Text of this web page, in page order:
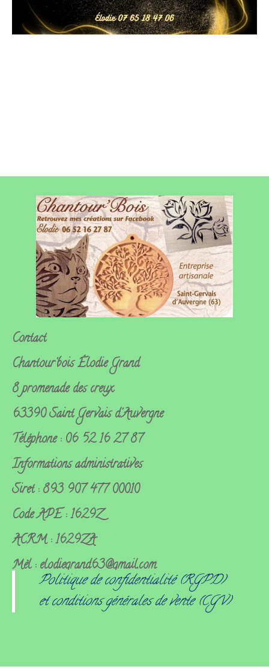
Contact
Chantour'boisÉlodie Grand
8 promenade des creux
63390 Saint Gervais d'Auvergne
Téléphone : 06 52 16 27 87
Informations administratives
Siret : 893 907 477 00010
Code APE : 1629Z
ACRM : 1629ZA
Mèl : elodiegrand63@gmail.com
Politique de confidentialité (RGPD)
et conditions générales de vente (CGV)